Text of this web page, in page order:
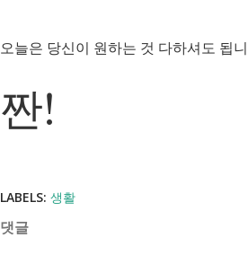
오늘은 당신이 원하는 것 다하셔도 됩
짠!
LABELS: 생활
댓글